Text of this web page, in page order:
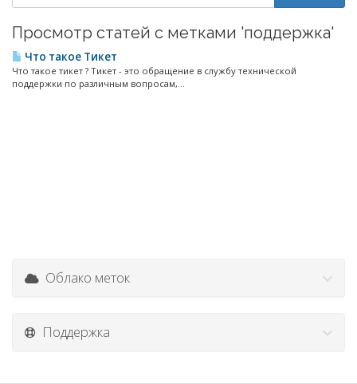
Просмотр статей с метками 'поддержка'
Что такое Тикет
Что такое тикет ? Тикет - это обращение в службу технической
поддержки по различным вопросам,...
Облако меток
Поддержка